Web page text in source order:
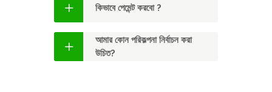
কিভাবে পেমেন্ট করবো ?
আমার কোন পরিকল্পনা নির্বাচন করা
উচিত?